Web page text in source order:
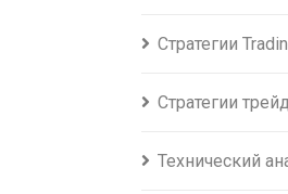
Стратегии
Стратегии
Технический